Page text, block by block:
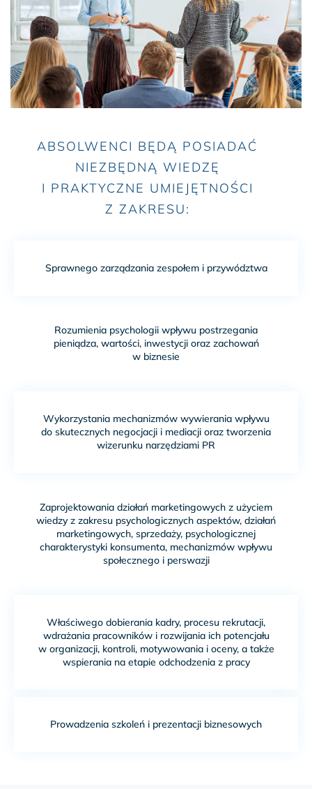
ABSOLWENCI BĘDĄ POSIADAĆ
NIEZBĘDNĄ WIEDZĘ
I PRAKTYCZNE UMIEJĘTNOŚCI
Z ZAKRESU:
Sprawnego zarządzania zespołem i przywództwa
Rozumienia psychologii wpływu postrzegania
pieniądza, wartości, inwestycji oraz zachowań
w biznesie
Wykorzystania mechanizmów wywierania wpływu
do skutecznych negocjacji i mediacji oraz tworzenia
wizerunku narzędziami PR
Zaprojektowania działań marketingowych z użyciem
wiedzy z zakresu psychologicznych aspektów, działań
marketingowych, sprzedaży, psychologicznej
charakterystyki konsumenta, mechanizmów wpływu
społecznego i perswazji
Właściwego dobierania kadry, procesu rekrutacji,
wdrażania pracowników i rozwijania ich potencjału
w organizacji, kontroli, motywowania i oceny, a także
wspierania na etapie odchodzenia z pracy
Prowadzenia szkoleń i prezentacji biznesowych